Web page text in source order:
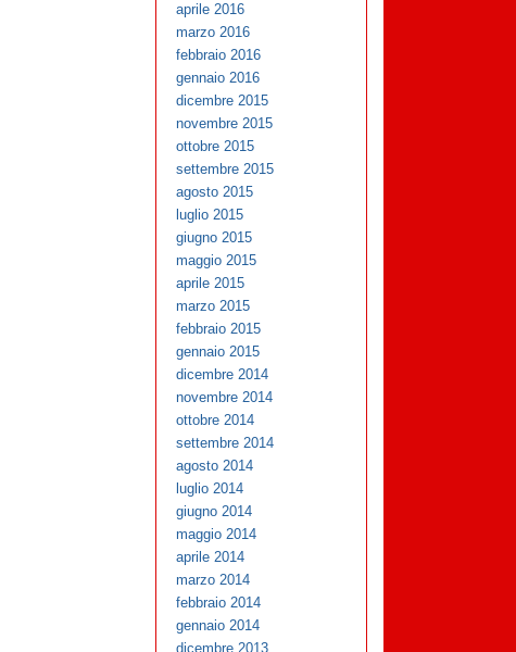
aprile 2016
marzo 2016
febbraio 2016
gennaio 2016
dicembre 2015
novembre 2015
ottobre 2015
settembre 2015
agosto 2015
luglio 2015
giugno 2015
maggio 2015
aprile 2015
marzo 2015
febbraio 2015
gennaio 2015
dicembre 2014
novembre 2014
ottobre 2014
settembre 2014
agosto 2014
luglio 2014
giugno 2014
maggio 2014
aprile 2014
marzo 2014
febbraio 2014
gennaio 2014
dicembre 2013